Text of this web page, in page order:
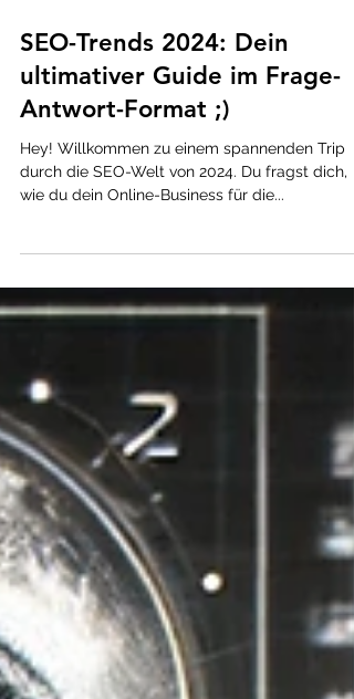
24. Jan. 2024 3 Min. Lesezeit
SEO-Trends 2024: Dein
ultimativer Guide im Frage-
Antwort-Format ;)
Hey! Willkommen zu einem spannenden Trip